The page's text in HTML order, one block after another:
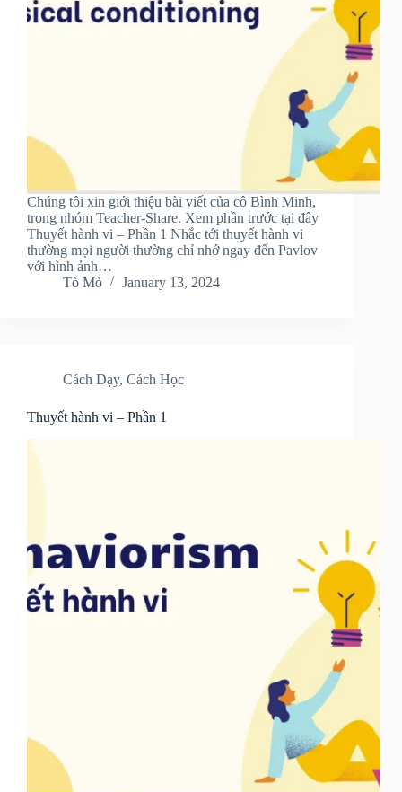
Chúng tôi xin giới thiệu bài viết của cô Bình Minh,
trong nhóm Teacher-Share. Xem phần trước tại đây
Thuyết hành vi – Phần 1 Nhắc tới thuyết hành vi
thường mọi người thường chỉ nhớ ngay đến Pavlov
với hình ảnh…
Tò Mò
January 13, 2024
Cách Dạy, Cách Học
Thuyết hành vi – Phần 1